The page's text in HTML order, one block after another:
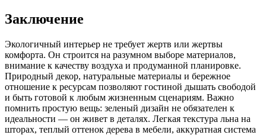
Заключение
Экологичный интерьер не требует жертв или жертвы
комфорта. Он строится на разумном выборе материалов,
внимание к качеству воздуха и продуманной планировке.
Природный декор, натуральные материалы и бережное
отношение к ресурсам позволяют гостиной дышать свободой
и быть готовой к любым жизненным сценариям. Важно
помнить простую вещь: зеленый дизайн не обязателен к
идеальности — он живет в деталях. Легкая текстура льна на
шторах, теплый оттенок дерева в мебели, аккуратная система